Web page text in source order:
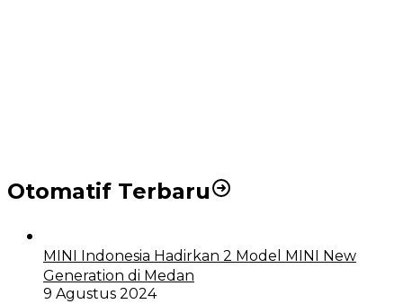
Otomatif Terbaru
MINI Indonesia Hadirkan 2 Model MINI New
Generation di Medan
9 Agustus 2024